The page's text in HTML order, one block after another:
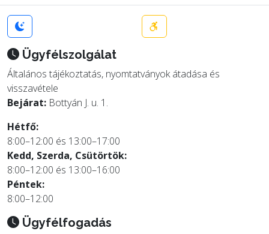
Ügyfélszolgálat
Általános tájékoztatás, nyomtatványok átadása és
visszavétele
Bejárat: Bottyán J. u. 1.
Hétfő:
8:00–12:00 és 13:00–17:00
Kedd, Szerda, Csütörtök:
8:00–12:00 és 13:00–16:00
Péntek:
8:00–12:00
Ügyfélfogadás